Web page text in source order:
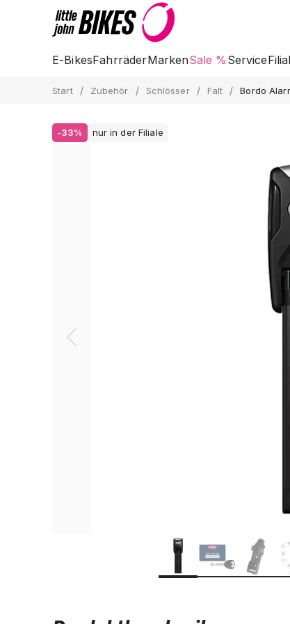
E-BikesFahrräderMarkenSale % Service
Start / Zubehör / Schlösser / Falt / Bordo
-33% nur in der Filiale